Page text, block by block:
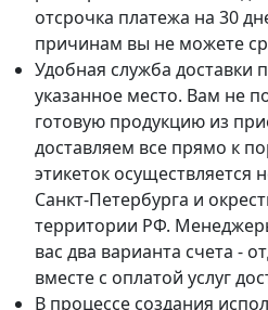
отсрочка платежа на 30
причинам вы не можете
Удобная служба доставки
указанное место. Вам не
готовую продукцию из
доставляем все прямо к
этикеток осуществляется
Санкт-Петербурга и
территории РФ.
вас два варианта счета -
вместе с оплатой услуг
В процессе создания